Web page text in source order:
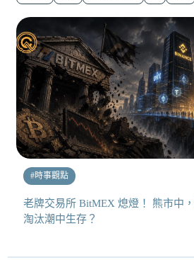
#時事觀點
老牌交易所 BitMEX 熄燈！ 熊市中
淘汰潮中生存？